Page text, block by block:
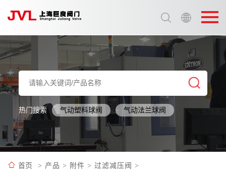
选择语言:
中文 / Chinese
英语 / English
热门搜索 气动塑料球阀 气动法兰球阀
首页 > 产品 > 附件 > 过滤减压阀 >